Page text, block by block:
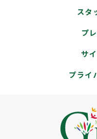
スタ
プ
サ
プライ